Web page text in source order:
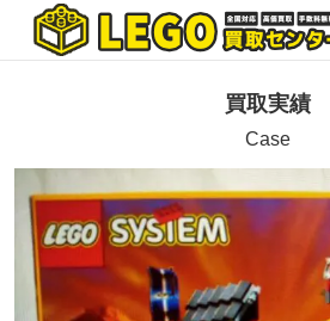
買取実績
Case